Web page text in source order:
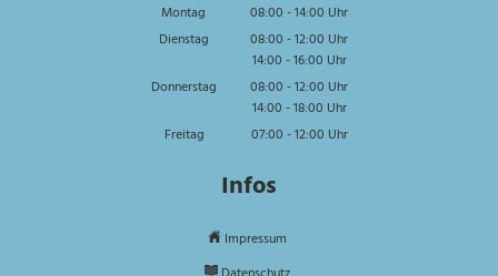
Montag 08:00 -14:00 Uhr
Von 08:00 bis 14:00 Uhr
Dienstag 08:00 -12:00 Uhr
Von 08:00 bis 12:00 Uhr
14:00 -16:00 Uhr
Von 14:00 bis 16:00 Uhr
Donnerstag 08:00 -12:00 Uhr
Von 08:00 bis 12:00 Uhr
14:00 -18:00 Uhr
Von 14:00 bis 18:00 Uhr
Freitag 07:00 -12:00 Uhr
Infos
Impressum